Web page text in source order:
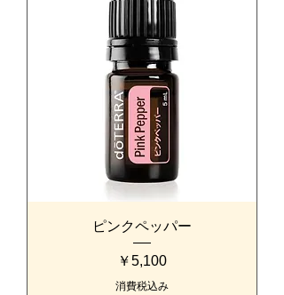
ピンクペッパー
価格
￥5,100
消費税込み